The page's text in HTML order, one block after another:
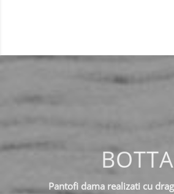
BOTTA
Pantofi dama realizati cu